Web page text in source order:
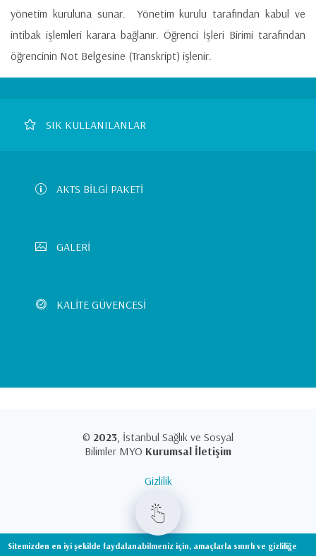
yönetim kuruluna sunar. Yönetim kurulu tarafından kabul ve
intibak işlemleri karara bağlanır. Öğrenci İşleri Birimi tarafından
öğrencinin Not Belgesine (Transkript) işlenir.
Footer
Menu
SIK KULLANILANLAR
AKTS BİLGİ PAKETİ
GALERİ
KALİTE GÜVENCESİ
© 2023 , İstanbul Sağlık ve Sosyal
Bilimler MYO Kurumsal İletişim
Gizlilik
KVKK
Sitemizden en iyi şekilde faydalanabilmeniz için, amaçlarla sınırlı ve gizliliğe